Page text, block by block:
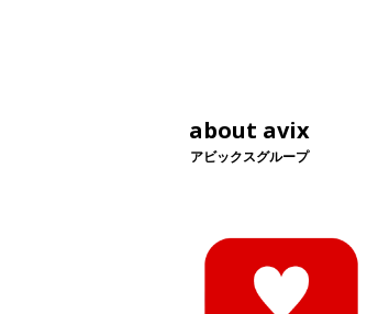
about avix
アビックスグループ